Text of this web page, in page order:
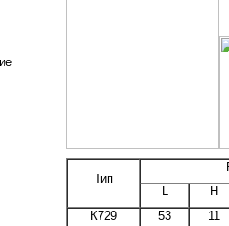
Тип
L
Н
К729
53
11